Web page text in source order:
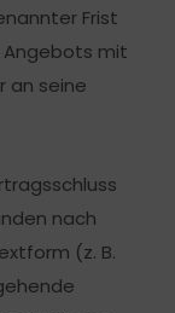
Frist
Angebots mit
an seine
nach
(z. B.